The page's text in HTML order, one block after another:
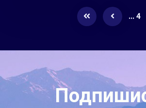
... 4